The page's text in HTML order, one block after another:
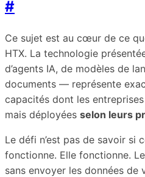
#
Ce sujet est au cœur de ce
HTX. La technologie
d’agents IA, de modèles de
documents — représente
capacités dont les
mais déployées selon leurs
Le défi n’est pas de savoir si
fonctionne. Elle fonctionne.
sans envoyer les données de